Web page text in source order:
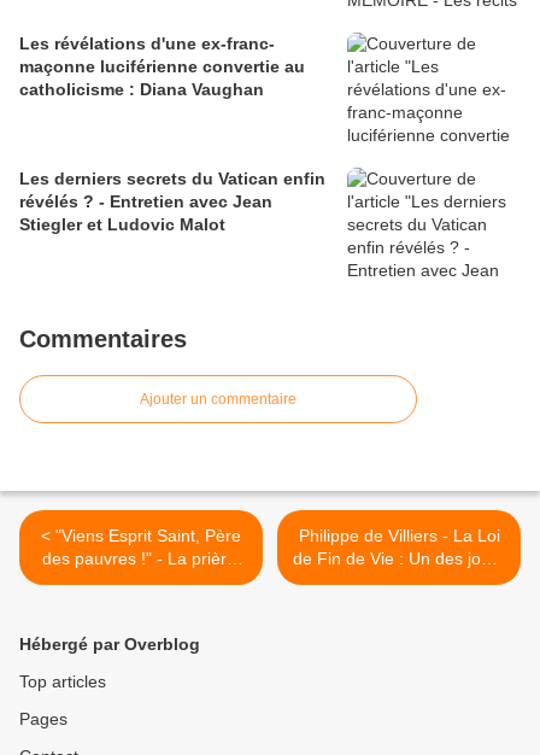
Les révélations d'une ex-franc-
maçonne luciférienne convertie au
catholicisme : Diana Vaughan
Les derniers secrets du Vatican enfin
révélés ? - Entretien avec Jean
Stiegler et Ludovic Malot
Commentaires
Ajouter un commentaire
< "Viens Esprit Saint, Père
des pauvres !" - La prière,
interprète de l'espérance
Pâques C
Philippe de Villiers - La Loi
de Fin de Vie : Un des jours
les plus tristes de ma vie >
Hébergé par Overblog
Top articles
Pages